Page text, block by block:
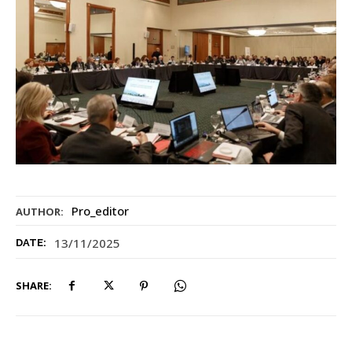
AUTHOR: Pro_editor
DATE: 13/11/2025
SHARE: